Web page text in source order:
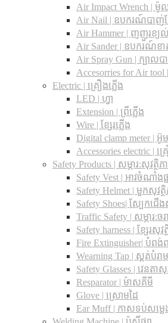
Air Impact Wrench | ម៉ូ
Air Nail | ឧបករណ៍បាញ់
Air Hammer | ញញួរខ្យល់
Air Sander | ឧបករណ៍ខា
Air Spray Gun | ក្បាលបា
Accesorries for Air
Electric | គ្រឿងភ្លើង
LED | ហ្វា
Extension | ព្រីភ្លើង
Wire | ខ្សែរភ្លើង
Digital clamp meter | អ៊ូ
Accessories electric | គ្រ
Safety Products | សម្ភារ:សុវត្ថិភ
Safety Vest | អាវចំណាំងផ្
Safety Helmet | មួកសុវត្
Safety Shoes| ស្បែកជើង
Traffic Safety​ | សម្ភារ:ច
Safety harness | ខ្សែរសុវ
Fire Extinguisher| បំពង់
Wearning Tap | ស្គត់បំរាម
Safety Glasses | វេនតាសុ
Resparator | ម៉ាសគីមី
Glove | ស្រោមដៃ
Ear Muff | កាសទប់សម្លេ